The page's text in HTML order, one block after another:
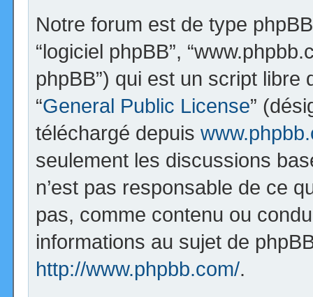
Notre forum est de type phpBB
“logiciel phpBB”,
phpBB”) qui est un script
“General Public License”
téléchargé depuis
seulement les discussions
n’est pas responsable de ce
pas, comme contenu ou
informations au sujet de
http://www.phpbb.com/.